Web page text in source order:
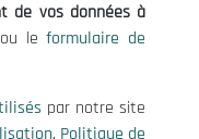
Environnemental
de vos données à
ou leformulaire de
par notre site
, Politique de